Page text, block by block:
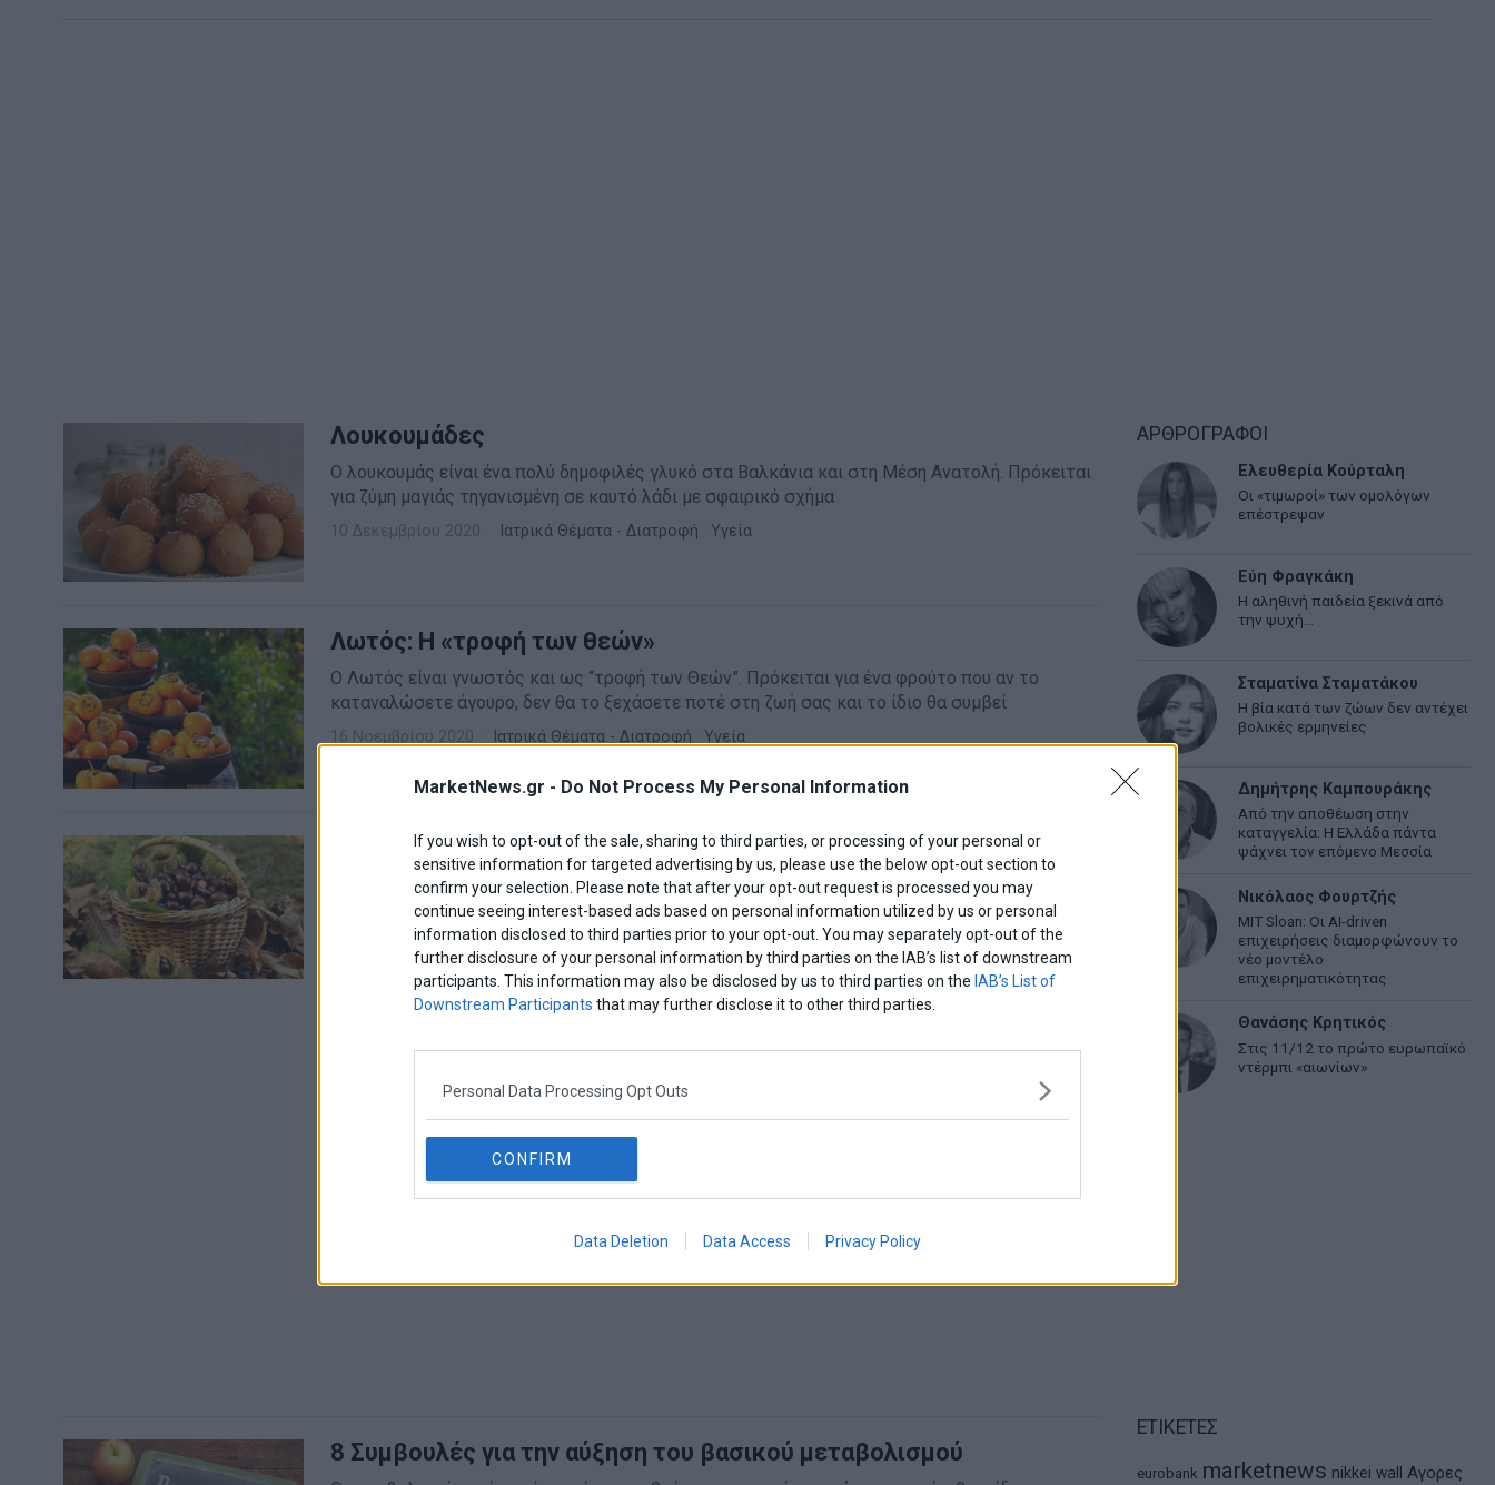
MarketNews.gr - Do Not Process My Personal Information
If you wish to opt-out of the sale, sharing to third parties, or processing of your personal or
sensitive information for targeted advertising by us, please use the below opt-out section to
confirm your selection. Please note that after your opt-out request is processed you may
continue seeing interest-based ads based on personal information utilized by us or personal
information disclosed to third parties prior to your opt-out. You may separately opt-out of the
further disclosure of your personal information by third parties on the IAB’s list of downstream
participants. This information may also be disclosed by us to third parties on the IAB’s List of
Downstream Participants that may further disclose it to other third parties.
Personal Data Processing Opt Outs
CONFIRM
Data Deletion Data Access Privacy Policy
Λουκουμάδες
Ο λουκουμάς είναι ένα πολύ δημοφιλές γλυκό στα Βαλκάνια και στη Μέση Ανατολή. Πρόκειται
για ζύμη μαγιάς τηγανισμένη σε καυτό λάδι με σφαιρικό σχήμα
10 Δεκεμβρίου 2020 Ιατρικά Θέματα - Διατροφή Υγεία
Λωτός: Η «τροφή των θεών»
Ο Λωτός είναι γνωστός και ως “τροφή των Θεών”. Πρόκειται για ένα φρούτο που αν το
καταναλώσετε άγουρο, δεν θα το ξεχάσετε ποτέ στη ζωή σας και το ίδιο θα συμβεί
16 Νοεμβρίου 2020 Ιατρικά Θέματα - Διατροφή Υγεία
Όλα όσα πρέπει να ξέρετε για τα κάστανα
Η καστανιά λέγεται και «αρτόδεντρο». Το αρτόδεντρο είναι δέντρο τροπικό και κατάγεται από
την Ωκεανία
10 Δεκεμβρίου 2019 Ιατρικά Θέματα - Διατροφή · Υγεία
8 Συμβουλές για την αύξηση του βασικού μεταβολισμού
ΑΡΘΡΟΓΡΑΦΟΙ
Ελευθερία Κούρταλη
Οι «τιμωροί» των ομολόγων
επέστρεψαν
Εύη Φραγκάκη
Η αληθινή παιδεία ξεκινά από
την ψυχή…
Σταματίνα Σταματάκου
Η βία κατά των ζώων δεν αντέχει
βολικές ερμηνείες
Δημήτρης Καμπουράκης
Από την αποθέωση στην
καταγγελία: Η Ελλάδα πάντα
ψάχνει τον επόμενο Μεσσία
Νικόλαος Φουρτζής
MIT Sloan: Οι AI-driven
επιχειρήσεις διαμορφώνουν το
νέο μοντέλο
επιχειρηματικότητας
Θανάσης Κρητικός
Στις 11/12 το πρώτο ευρωπαϊκό
ντέρμπι «αιωνίων»
ΕΤΙΚΕΤΕΣ
eurobank marketnews nikkei wall
Αγορες